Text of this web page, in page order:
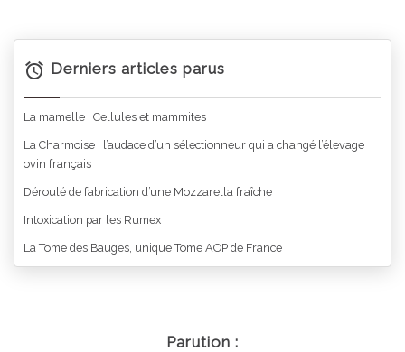
Derniers articles parus
La mamelle : Cellules et mammites
La Charmoise : l’audace d’un sélectionneur qui a changé l’élevage
ovin français
Déroulé de fabrication d’une Mozzarella fraîche
Intoxication par les Rumex
La Tome des Bauges, unique Tome AOP de France
Parution :